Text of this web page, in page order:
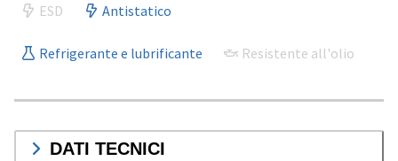
ESD Antistatico
Refrigerante e lubrificante Resistente all'olio
DATI TECNICI